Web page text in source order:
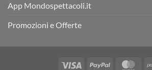
App Mondospettacoli.it
Promozioni e Offerte